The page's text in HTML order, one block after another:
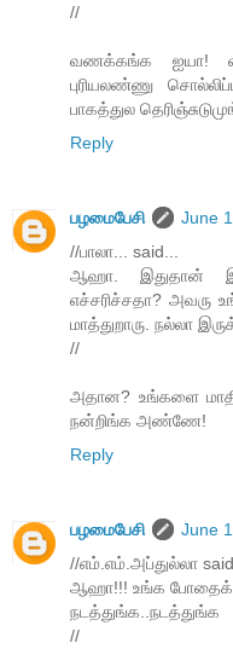
//
வணக்கங்க ஐயா!
புரியலண்ணு
பாகத்துல
Reply
பழமைபேசி
June
//பாலா... said...
ஆஹா. இதுதான்
எச்சரிச்சதா?
மாத்துறாரு. நல்லா
//
அதான? உங்களை
நன்றிங்க அண்ணே!
Reply
பழமைபேசி
June
//எம்.எம்.அப்துல்லா
ஆஹா!!! உங்க
நடத்துங்க..நடத்துங்க
//